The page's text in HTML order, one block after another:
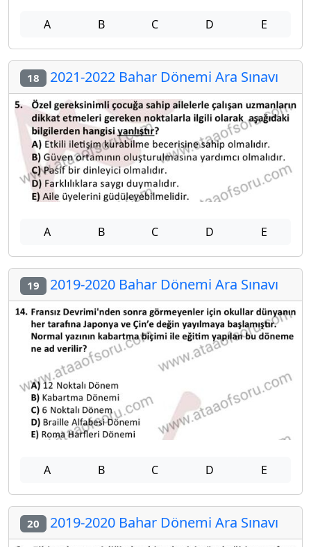
A B C D E
18 2021-2022 Bahar Dönemi Ara Sınavı
A B C D E
19 2019-2020 Bahar Dönemi Ara Sınavı
A B C D E
20 2019-2020 Bahar Dönemi Ara Sınavı